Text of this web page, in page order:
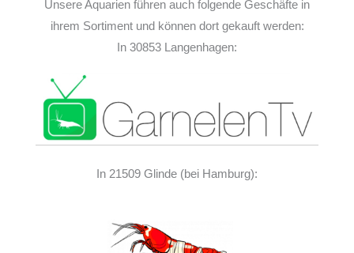
Unsere Aquarien führen auch folgende Geschäfte in
ihrem Sortiment und können dort gekauft werden:
In 30853 Langenhagen:
In 21509 Glinde (bei Hamburg):